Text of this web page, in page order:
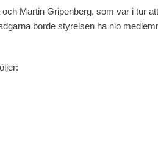
Martin Gripenberg, som var i tur
borde styrelsen ha nio